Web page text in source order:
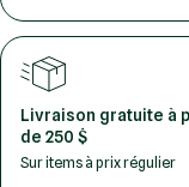
Livraison gratuite à
de 250 $
Sur items à prix régulier